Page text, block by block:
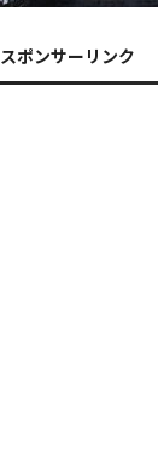
スポンサーリンク